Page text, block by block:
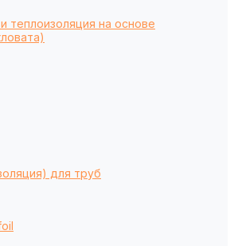
теплоизоляция на основе
для труб